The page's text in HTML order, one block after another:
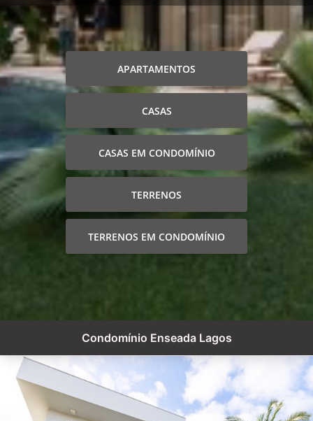
APARTAMENTOS
CASAS
CASAS EM CONDOMÍNIO
TERRENOS
TERRENOS EM CONDOMÍNIO
Condomínio Enseada Lagos